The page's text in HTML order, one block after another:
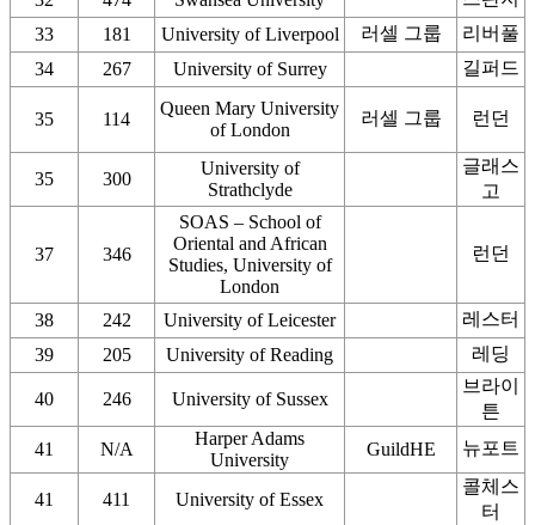
33
181 University of Liverpool 러셀 그룹
리버풀
34
267 University of Surrey 길퍼드
35 114
Queen Mary University
of London
러셀 그룹 런던
35 300
University of
Strathclyde
글래스
고
37 346
SOAS – School of
Oriental and African
Studies, University of
London
런던
38 242 University of Leicester
레스터
39
205 University of Reading 레딩
40 246 University of Sussex
브라이
튼
41
N/A
Harper Adams
University
GuildHE 뉴포트
41 411 University of Essex
콜체스
터